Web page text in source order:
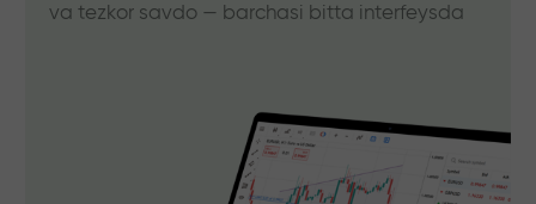
va tezkor savdo — barchasi bitta interfeysda